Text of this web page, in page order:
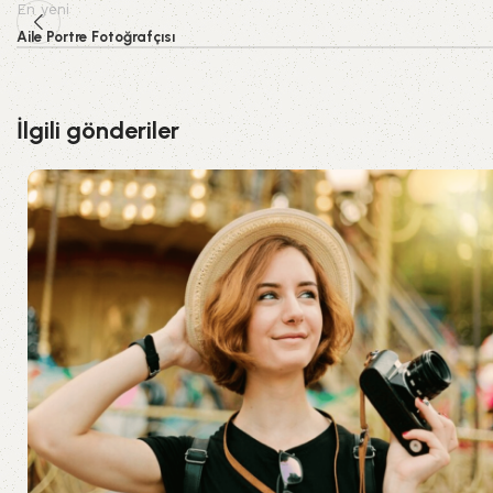
En yeni
Aile Portre Fotoğrafçısı
İlgili gönderiler